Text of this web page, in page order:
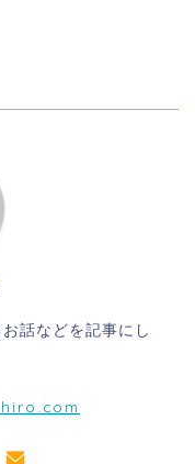
話などを記事にし